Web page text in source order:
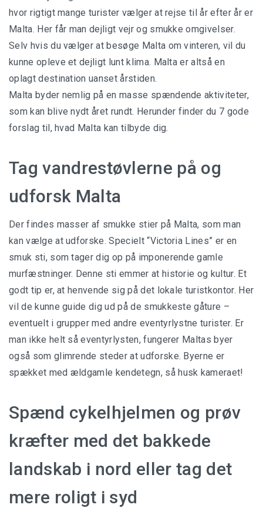
hvor rigtigt mange turister vælger at rejse til år efter år er
Malta. Her får man dejligt vejr og smukke omgivelser.
Selv hvis du vælger at besøge Malta om vinteren, vil du
kunne opleve et dejligt lunt klima. Malta er altså en
oplagt destination uanset årstiden.
Malta byder nemlig på en masse spændende aktiviteter,
som kan blive nydt året rundt. Herunder finder du 7 gode
forslag til, hvad Malta kan tilbyde dig.
Tag vandrestøvlerne på og
udforsk Malta
Der findes masser af smukke stier på Malta, som man
kan vælge at udforske. Specielt “Victoria Lines” er en
smuk sti, som tager dig op på imponerende gamle
murfæstninger. Denne sti emmer at historie og kultur. Et
godt tip er, at henvende sig på det lokale turistkontor. Her
vil de kunne guide dig ud på de smukkeste gåture –
eventuelt i grupper med andre eventyrlystne turister. Er
man ikke helt så eventyrlysten, fungerer Maltas byer
også som glimrende steder at udforske. Byerne er
spækket med ældgamle kendetegn, så husk kameraet!
Spænd cykelhjelmen og prøv
kræfter med det bakkede
landskab i nord eller tag det
mere roligt i syd